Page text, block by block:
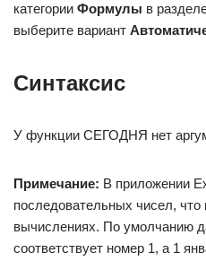
категории Формулы в
выберите вариант
Синтаксис
У функции СЕГОДНЯ нет
Примечание: В приложении
последовательных чисел, что
вычислениях. По умолчанию
соответствует номер 1, а 1